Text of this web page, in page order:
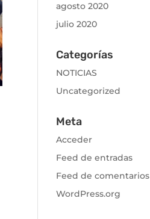
agosto 2020
julio 2020
Categorías
NOTICIAS
Uncategorized
Meta
Acceder
Feed de entradas
Feed de comentarios
WordPress.org